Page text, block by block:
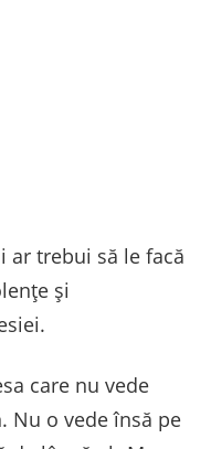
trebui să le facă
și
care nu vede
Nu o vede însă pe